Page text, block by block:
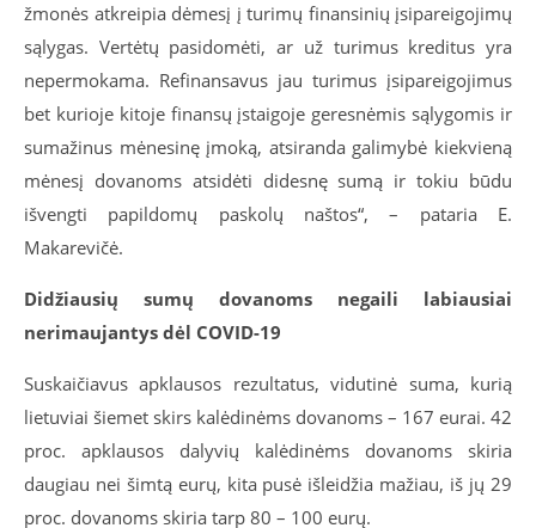
žmonės atkreipia dėmesį į turimų finansinių įsipareigojimų
sąlygas. Vertėtų pasidomėti, ar už turimus kreditus yra
nepermokama. Refinansavus jau turimus įsipareigojimus
bet kurioje kitoje finansų įstaigoje geresnėmis sąlygomis ir
sumažinus mėnesinę įmoką, atsiranda galimybė kiekvieną
mėnesį dovanoms atsidėti didesnę sumą ir tokiu būdu
išvengti papildomų paskolų naštos“, – pataria E.
Makarevičė.
Didžiausių sumų dovanoms negaili labiausiai
nerimaujantys dėl COVID-19
Suskaičiavus apklausos rezultatus, vidutinė suma, kurią
lietuviai šiemet skirs kalėdinėms dovanoms – 167 eurai. 42
proc. apklausos dalyvių kalėdinėms dovanoms skiria
daugiau nei šimtą eurų, kita pusė išleidžia mažiau, iš jų 29
proc. dovanoms skiria tarp 80 – 100 eurų.